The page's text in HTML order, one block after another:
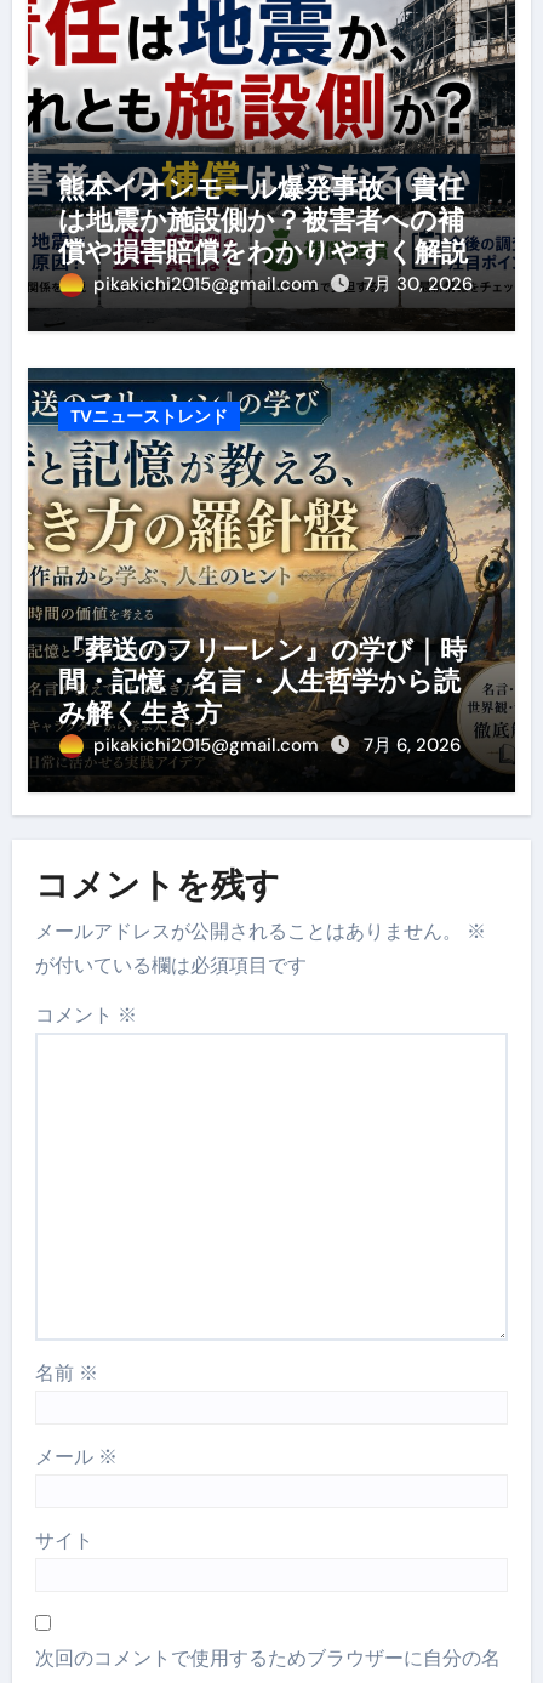
熊本イオンモール爆発事故｜責任
は地震か施設側か？被害者への補
償や損害賠償をわかりやすく解説
pikakichi2015@gmail.com 7月 30, 2026
TVニューストレンド
『葬送のフリーレン』の学び｜時
間・記憶・名言・人生哲学から読
み解く生き方
pikakichi2015@gmail.com 7月 6, 2026
コメントを残す
メールアドレスが公開されることはありません。
※
が付いている欄は必須項目です
コメント ※
名前 ※
メール ※
サイト
次回のコメントで使用するためブラウザーに自分の名